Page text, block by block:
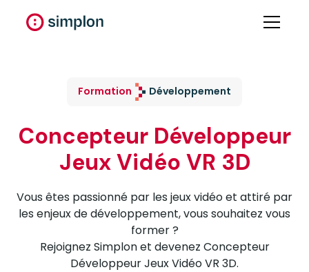
Formation Développement
Concepteur Développeur
Jeux Vidéo VR 3D
Vous êtes passionné par les jeux vidéo et attiré par
les enjeux de développement, vous souhaitez vous
former ?
Rejoignez Simplon et devenez Concepteur
Développeur Jeux Vidéo VR 3D.